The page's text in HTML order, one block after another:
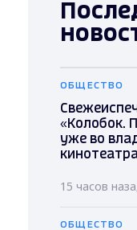
ОБЩЕСТВО
«Колобок.
уже во
15 часов
ОБЩЕСТВО